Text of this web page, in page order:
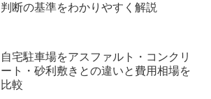
判断の基準をわかりやすく解説
自宅駐車場をアスファルト・コンクリ
ート・砂利敷きとの違いと費用相場を
比較